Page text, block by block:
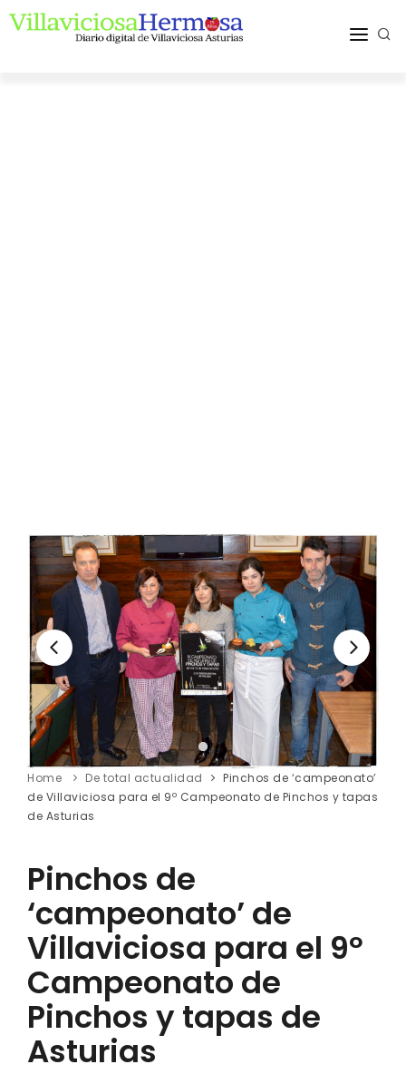
Home De total actualidad
Pinchos de ‘campeonato’
de Villaviciosa para el 9º Campeonato de Pinchos y tapas
de Asturias
Pinchos de
‘campeonato’ de
Villaviciosa para el 9º
Campeonato de
Pinchos y tapas de
Asturias